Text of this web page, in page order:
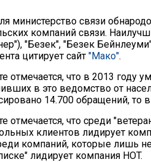
министерство связи
компаний связи.
"Безек", "Безек
цитирует сайт "Мако".
отмечается, что в 2013 году
в это ведомство от
14.700 обращений, то
отмечается, что среди
клиентов лидирует
компаний, которые лишь
лидирует компания HOT.